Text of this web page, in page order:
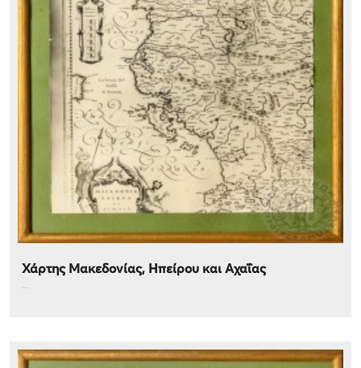
Χάρτης Μακεδονίας, Ηπείρου και Αχαΐας
...